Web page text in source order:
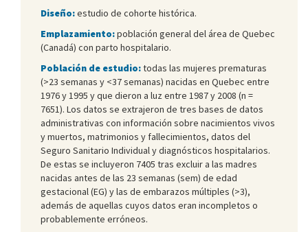
Diseño:estudio de cohorte histórica.
Emplazamiento:población general del área de Quebec
(Canadá) con parto hospitalario.
Población de estudio:todas las mujeres prematuras
(>23 semanas y <37 semanas) nacidas en Quebec entre
1976 y 1995 y que dieron a luz entre 1987 y 2008 (n =
7651). Los datos se extrajeron de tres bases de datos
administrativas con información sobre nacimientos vivos
y muertos, matrimonios y fallecimientos, datos del
Seguro Sanitario Individual y diagnósticos hospitalarios.
De estas se incluyeron 7405 tras excluir a las madres
nacidas antes de las 23 semanas (sem) de edad
gestacional (EG) y las de embarazos múltiples (>3),
además de aquellas cuyos datos eran incompletos o
probablemente erróneos.